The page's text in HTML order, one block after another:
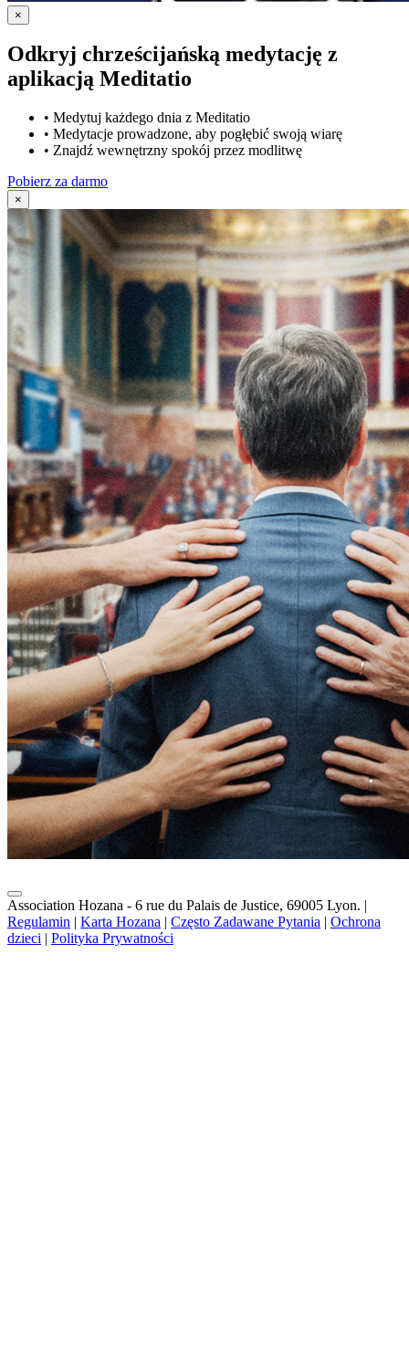
×
Odkryj chrześcijańską medytację z
aplikacją Meditatio
• Medytuj każdego dnia z Meditatio
• Medytacje prowadzone, aby pogłębić swoją wiarę
• Znajdź wewnętrzny spokój przez modlitwę
Pobierz za darmo
×
Association Hozana - 6 rue du Palais de Justice, 69005 Lyon. |
Regulamin | Karta Hozana | Często Zadawane Pytania | Ochrona
dzieci | Polityka Prywatności